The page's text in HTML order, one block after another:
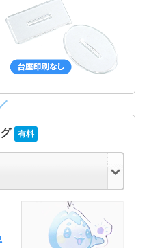
有料